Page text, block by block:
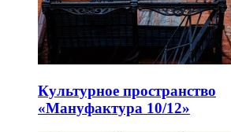
Культурное пространство
«Мануфактура 10/12»